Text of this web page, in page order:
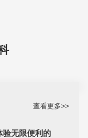
查看更多>>
验无限便利的